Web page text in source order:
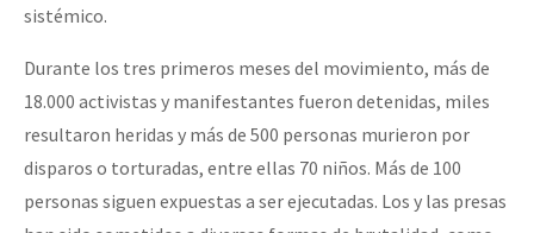
sistémico.
Durante los tres primeros meses del movimiento, más de
18.000 activistas y manifestantes fueron detenidas, miles
resultaron heridas y más de 500 personas murieron por
disparos o torturadas, entre ellas 70 niños. Más de 100
personas siguen expuestas a ser ejecutadas. Los y las presas